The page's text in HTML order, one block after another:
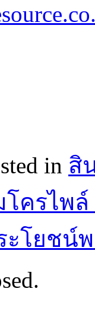
in สิ
โครไพ
โยชน์